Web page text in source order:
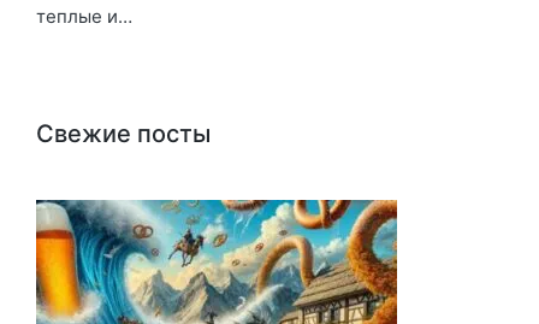
теплые и…
Свежие посты